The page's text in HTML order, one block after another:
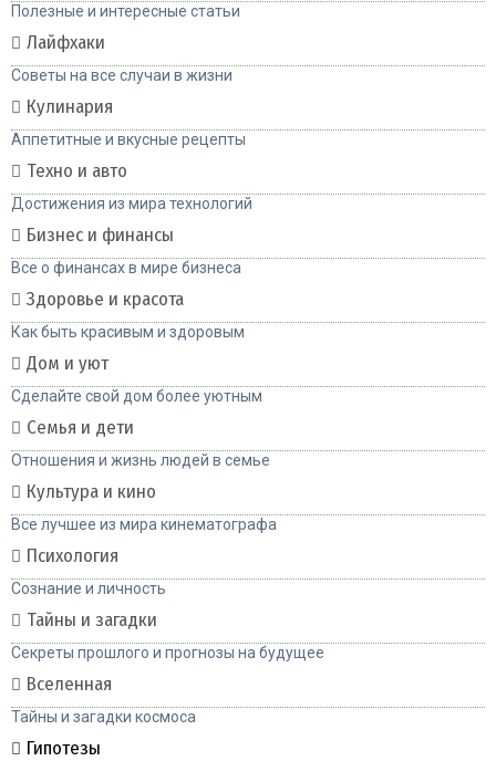
Полезные и интересные статьи
Лайфхаки
Советы на все случаи в жизни
Кулинария
Аппетитные и вкусные рецепты
Техно и авто
Достижения из мира технологий
Бизнес и финансы
Все о финансах в мире бизнеса
Здоровье и красота
Как быть красивым и здоровым
Дом и уют
Сделайте свой дом более уютным
Семья и дети
Отношения и жизнь людей в семье
Культура и кино
Все лучшее из мира кинематографа
Психология
Сознание и личность
Тайны и загадки
Секреты прошлого и прогнозы на будущее
Вселенная
Тайны и загадки космоса
Гипотезы